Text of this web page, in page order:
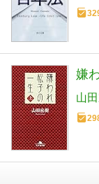
嫌
山